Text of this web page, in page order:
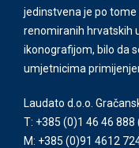
jedinstvena je po
renomiranih hrvatskih
ikonografijom, bilo da
umjetnicima
Laudato d.o.o.
T: +385 (0)1 46 46 888
M: +385 (0)91 4612